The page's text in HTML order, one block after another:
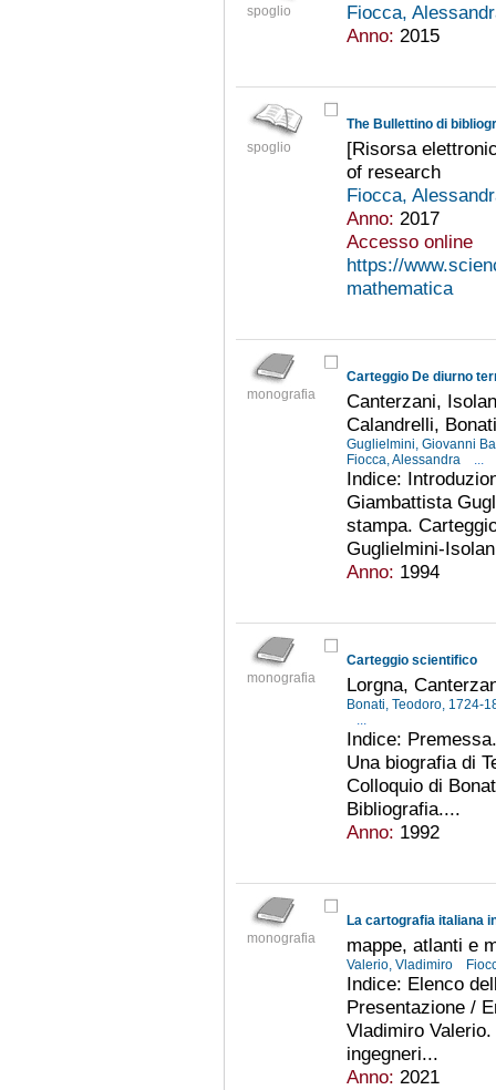
spoglio
Fiocca,
Anno: 2015
spoglio
[Risorsa
of research
Fiocca,
Anno: 2017
Accesso online
https://
mathematica
monografia
Carteggio De diurno
Canterzani,
Calandrelli, Bonati
Guglielmini, Giovanni
Fiocca, Alessandra
...
Indice:
Giambattista
stampa.
Guglielmini-
Anno: 1994
monografia
Carteggio scientifico
Lorgna,
Bonati, Teodoro, 1724-
...
Indice:
Una biografia di
Colloquio di
Bibliografia....
Anno: 1992
monografia
La cartografia italiana
mappe, atlanti e
Valerio, Vladimiro
Indice: Elenco
Presentazione /
Vladimiro
ingegneri...
Anno: 2021